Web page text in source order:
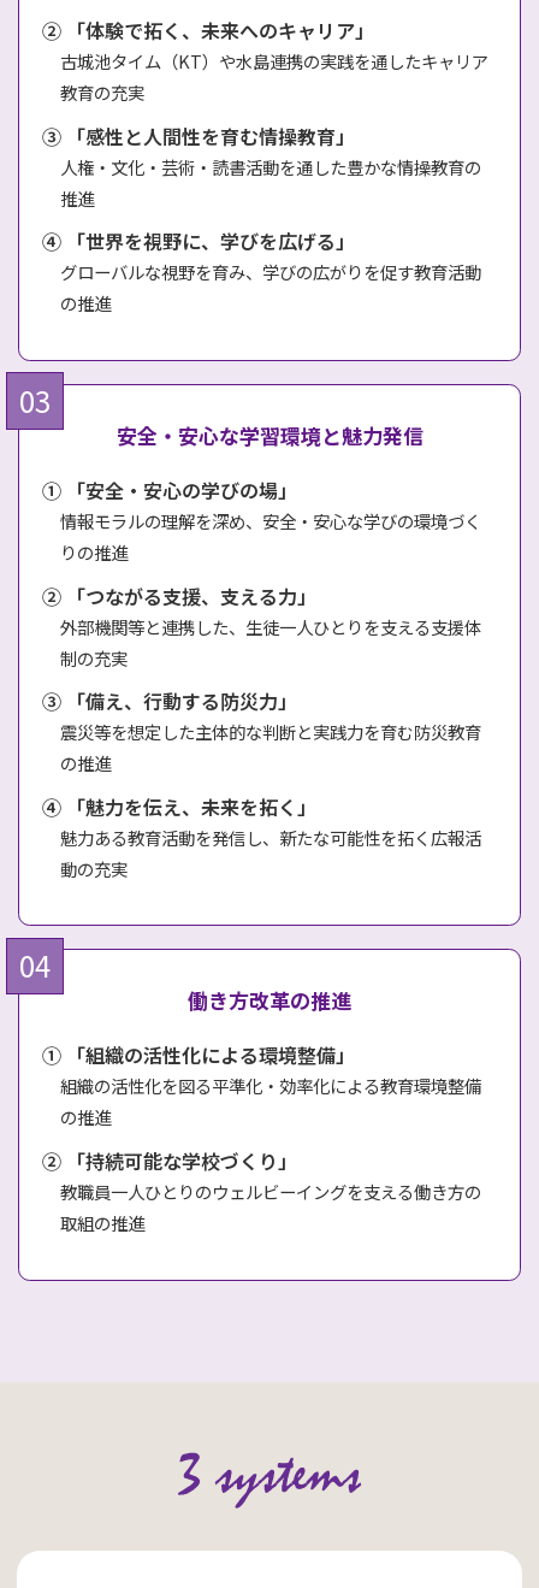
② 「体験で拓く、未来へのキャリア」
古城池タイム（KT）や水島連携の実践を通したキャリア
教育の充実
③ 「感性と人間性を育む情操教育」
人権・文化・芸術・読書活動を通した豊かな情操教育の
推進
④ 「世界を視野に、学びを広げる」
グローバルな視野を育み、学びの広がりを促す教育活動
の推進
安全・安心な学習環境と魅力発信
① 「安全・安心の学びの場」
情報モラルの理解を深め、安全・安心な学びの環境づく
りの推進
② 「つながる支援、支える力」
外部機関等と連携した、生徒一人ひとりを支える支援体
制の充実
③ 「備え、行動する防災力」
震災等を想定した主体的な判断と実践力を育む防災教育
の推進
④ 「魅力を伝え、未来を拓く」
魅力ある教育活動を発信し、新たな可能性を拓く広報活
動の充実
働き方改革の推進
① 「組織の活性化による環境整備」
組織の活性化を図る平準化・効率化による教育環境整備
の推進
② 「持続可能な学校づくり」
教職員一人ひとりのウェルビーイングを支える働き方の
取組の推進